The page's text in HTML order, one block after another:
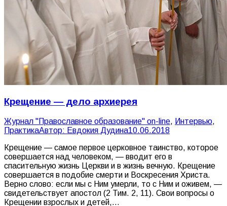
Крещение — дело архиерея
Журнал "Православное образование" on-line, Интервью,
ПрактикаАвтор: Евдокия Дудина10.06.2018
Крещение — самое первое церковное таинство, которое
совершается над человеком, — вводит его в
спасительную жизнь Церкви и в жизнь вечную. Крещение
совершается в подобие смерти и Воскресения Христа.
Верно слово: если мы с Ним умерли, то с Ним и оживем, —
свидетельствует апостол (2 Тим. 2, 11). Свои вопросы о
Крещении взрослых и детей,…